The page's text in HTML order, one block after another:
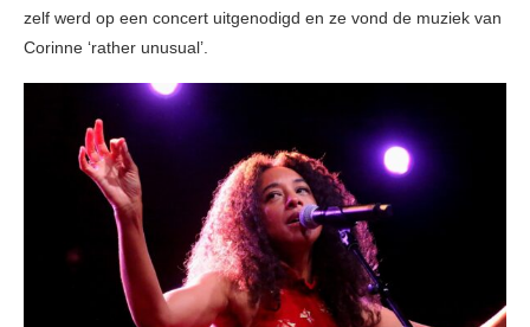
zelf werd op een concert uitgenodigd en ze vond de muziek van
Corinne ‘rather unusual’.